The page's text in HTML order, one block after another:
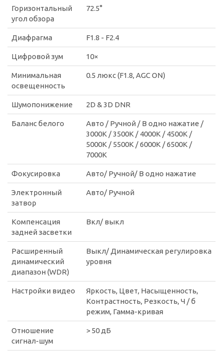
Горизонтальный
угол обзора
72.5°
Диафрагма F1.8 - F2.4
Цифровой зум 10×
Минимальная
освещенность
0.5 люкс (F1.8, AGC ON)
Шумопонижение 2D & 3D DNR
Баланс белого
Авто / Ручной / В одно нажатие /
3000K / 3500K / 4000K / 4500K /
5000K / 5500K / 6000K / 6500K /
7000K
Фокусировка Авто/ Ручной/ В одно нажатие
Электронный
затвор
Авто/ Ручной
Компенсация
задней засветки
Вкл/ выкл
Расширенный
динамический
диапазон (WDR)
Выкл/ Динамическая регулировка
уровня
Настройки видео
Яркость, Цвет, Насыщенность,
Контрастность, Резкость, Ч / б
режим, Гамма-кривая
Отношение
сигнал-шум
> 50 дБ